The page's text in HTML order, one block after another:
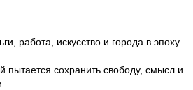
работа, искусство и города в эпоху
пытается сохранить свободу, смысл и